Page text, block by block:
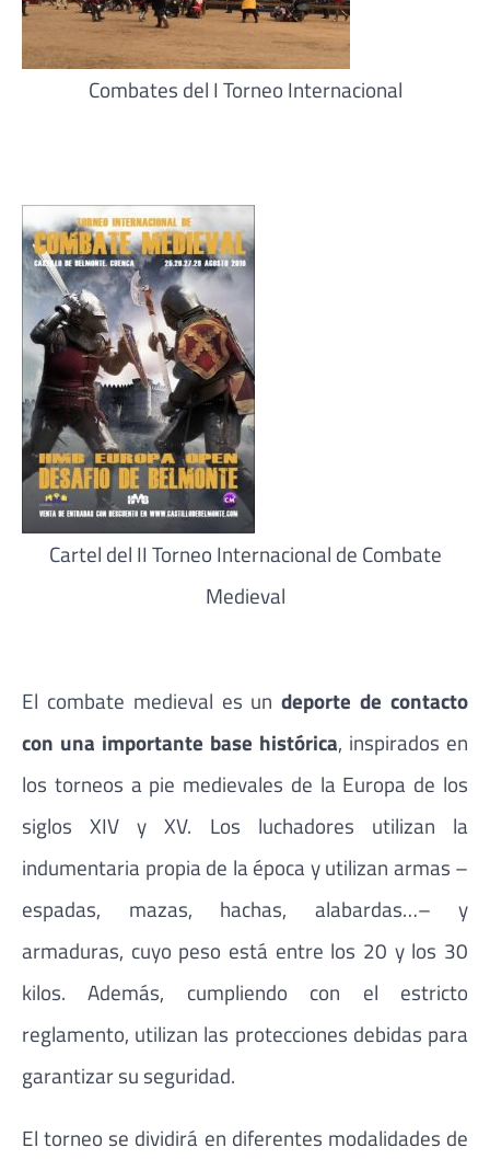
Combates del I Torneo Internacional
Cartel del II Torneo Internacional de Combate
Medieval
El combate medieval es undeporte de contacto
con una importante base histórica, inspirados en
los torneos a pie medievales de la Europa de los
siglos XIV y XV. Los luchadores utilizan la
indumentaria propia de la época y utilizan armas –
espadas, mazas, hachas, alabardas…– y
armaduras, cuyo peso está entre los 20 y los 30
kilos. Además, cumpliendo con el estricto
reglamento, utilizan las protecciones debidas para
garantizar su seguridad.
El torneo se dividirá en diferentes modalidades de